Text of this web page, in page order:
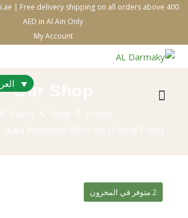
| Free delivery shipping on all orders above 400
AED in Al Ain Only
My Account
Our Shop
2 متوفر في المخزون